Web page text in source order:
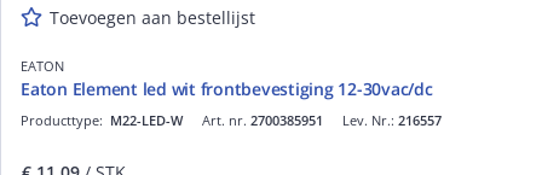
Toevoegen aan bestellijst
EATON
Eaton Element led wit frontbevestiging 12-30vac/dc
Art. nr. 2700385951
Producttype: M22-LED-W Lev. Nr.: 216557